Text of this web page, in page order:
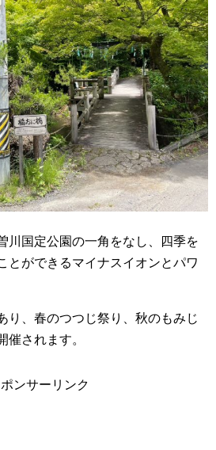
川国定公園の一角をなし、四季を
とができるマイナスイオンとパワ
り、春のつつじ祭り、秋のもみじ
催されます。
ンサーリンク